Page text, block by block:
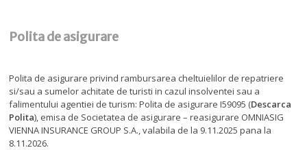
Polita de asigurare
Polita de asigurare privind rambursarea cheltuielilor de repatriere
si/sau a sumelor achitate de turisti in cazul insolventei sau a
falimentului agentiei de turism: Polita de asigurare I59095 (Descarca
Polita), emisa de Societatea de asigurare – reasigurare OMNIASIG
VIENNA INSURANCE GROUP S.A., valabila de la 9.11.2025 pana la
8.11.2026.